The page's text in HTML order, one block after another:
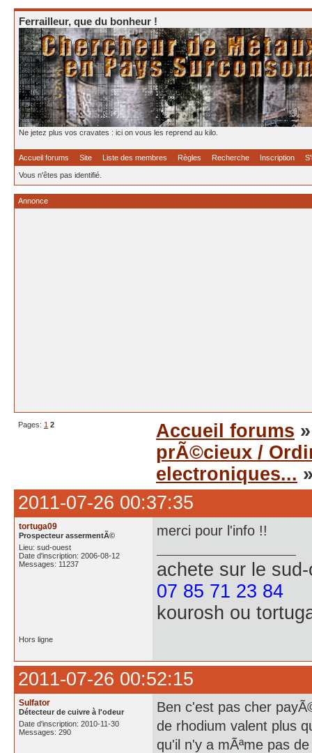
Ferrailleur, que du bonheur !
Ne jetez plus vos cravates : ici on vous les reprend au kilo.
Accueil forums Site Liste des membres Règles Recherche Inscription
Vous n'êtes pas identifié.
Annonce
Pages: 1 2 Accueil forums
prÃ©cieux /
electroniques...
2011-07-26 00:37:35
tortuga09
Prospecteur assermentÃ©
Lieu: sud-ouest
Date d'inscription: 2006-08-12
Messages: 11237
merci pour l'info !!
achete sur le
07 85 71 23 84
kourosh ou
Hors ligne
2011-07-26 00:52:15
Sulfator
Détecteur de cuivre à l'odeur
Date d'inscription: 2010-11-30
Messages: 290
Ben c'est pas cher
de rhodium valent plus
qu'il n'y a mÃªme pas